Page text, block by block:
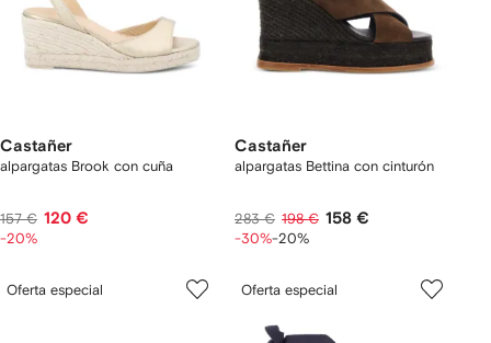
Castañer
alpargatas Brook con cuña
157 € 120 €
-20%
Castañer
alpargatas Bettina con cinturón
283 € 198 € 158 €
-30%-20%
Oferta especial Oferta especial